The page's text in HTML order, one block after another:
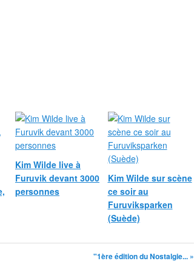
Kim Wilde live à
Furuvik devant 3000
personnes
Kim Wilde sur scène
ce soir au
Furuviksparken
(Suède)
"1ère édition du Nostalgie... »